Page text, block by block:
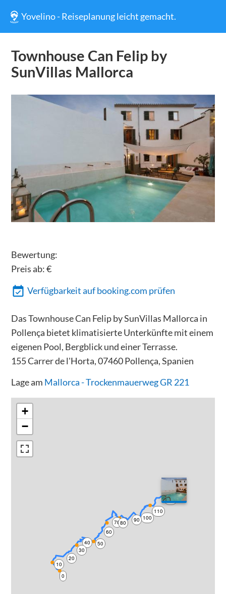
Yovelino - Reiseplanung leicht gemacht.
Townhouse Can Felip by
SunVillas Mallorca
Bewertung:
Preis ab:€
Verfügbarkeit auf booking.com prüfen
Das Townhouse Can Felip by SunVillas Mallorca in
Pollença bietet klimatisierte Unterkünfte mit einem
eigenen Pool, Bergblick und einer Terrasse.
155 Carrer de l'Horta, 07460 Pollença, Spanien
Lage am Mallorca - Trockenmauerweg GR 221
0
10
20
30
40 50
60
7080 90 100
110
120
+
−